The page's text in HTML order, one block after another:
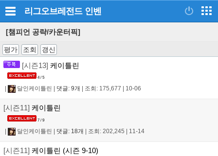
리그오브레전드 인벤
[챔피언 공략/카운터픽]
평가 조회 갱신
[시즌13] 케이틀린
4 / 5
달인케이틀린 댓글: 9개 조회: 175,677 10-06
[시즌11] 케이틀린
7 / 9
| 달인케이틀린 | 댓글: 18개 | 조회: 202,245 | 11-14
[시즌11] 케이틀린 (시즌 9-10)